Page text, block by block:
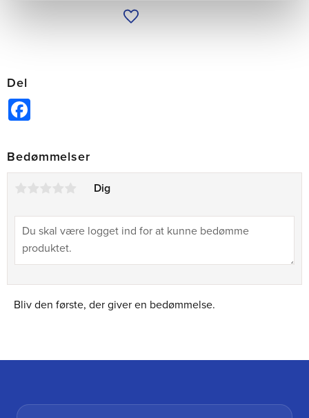
Tilføj til ønskeliste
Del
Bedømmelser
Dig
Bliv den første, der giver en bedømmelse.